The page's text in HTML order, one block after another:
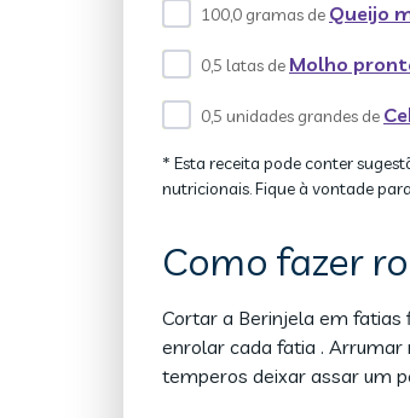
100,0 gramas de Queijo
0,5 latas de Molho
0,5 unidades grandes de
* Esta receita pode conter
nutricionais. Fique à vontade
Como fazer
Cortar a Berinjela em fatias
enrolar cada fatia .
temperos deixar assar um